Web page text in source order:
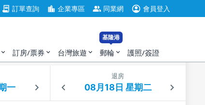
contract 訂單查詢 location_city 企業專區 group 同業網 account_circle 會員登入
expand_more 訂房/票券 expand_more 台灣旅遊 expand_more
基隆港
郵輪 expand_more 護照/簽證
退房